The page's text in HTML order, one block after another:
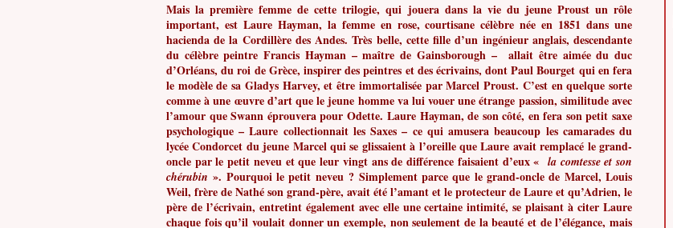
Mais la première femme de cette trilogie, qui jouera dans la vie du jeune Proust un rôle
important, est Laure Hayman, la femme en rose, courtisane célèbre née en 1851 dans une
hacienda de la Cordillère des Andes. Très belle, cette fille d’un ingénieur anglais, descendante
du célèbre peintre Francis Hayman – maître de Gainsborough – allait être aimée du duc
d’Orléans, du roi de Grèce, inspirer des peintres et des écrivains, dont Paul Bourget qui en fera
le modèle de sa Gladys Harvey, et être immortalisée par Marcel Proust. C’est en quelque sorte
comme à une œuvre d’art que le jeune homme va lui vouer une étrange passion, similitude avec
l’amour que Swann éprouvera pour Odette.Laure Hayman, de son côté, en fera son petit saxe
psychologique – Laure collectionnait les Saxes – ce qui amusera beaucoup les camarades du
lycée Condorcet du jeune Marcel qui se glissaient à l’oreille que Laure avait remplacé le grand-
oncle par le petit neveu et que leur vingt ans de différence faisaient d’eux « la comtesse et son
chérubin ». Pourquoi le petit neveu ? Simplement parce que le grand-oncle de Marcel, Louis
Weil, frère de Nathé son grand-père, avait été l’amant et le protecteur de Laure et qu’Adrien, le
père de l’écrivain, entretint également avec elle une certaine intimité, se plaisant à citer Laure
chaque fois qu’il voulait donner un exemple, non seulement de la beauté et de l’élégance, mais